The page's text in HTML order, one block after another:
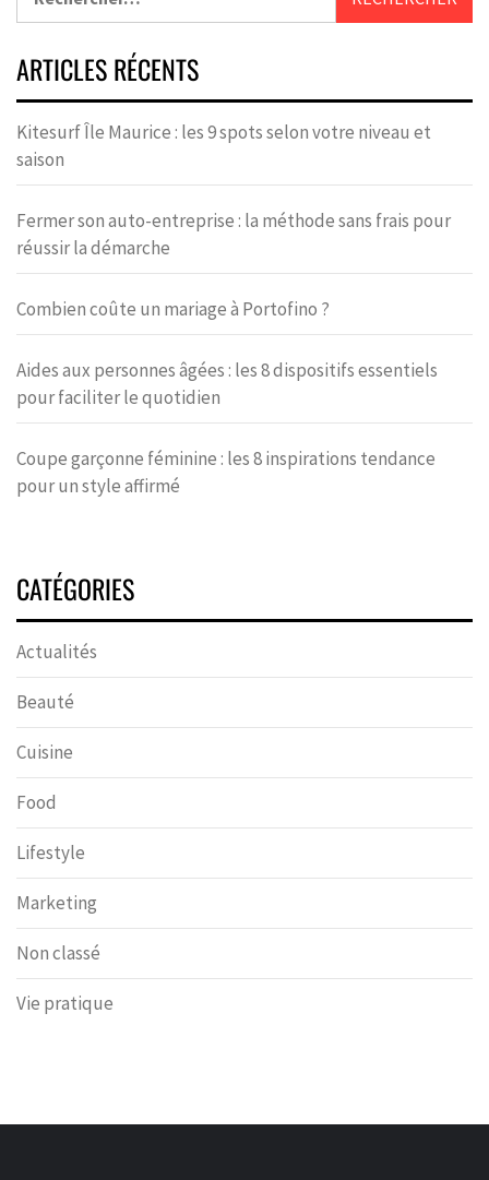
ARTICLES RÉCENTS
Kitesurf Île Maurice : les 9 spots selon votre niveau et
saison
Fermer son auto-entreprise : la méthode sans frais pour
réussir la démarche
Combien coûte un mariage à Portofino ?
Aides aux personnes âgées : les 8 dispositifs essentiels
pour faciliter le quotidien
Coupe garçonne féminine : les 8 inspirations tendance
pour un style affirmé
CATÉGORIES
Actualités
Beauté
Cuisine
Food
Lifestyle
Marketing
Non classé
Vie pratique